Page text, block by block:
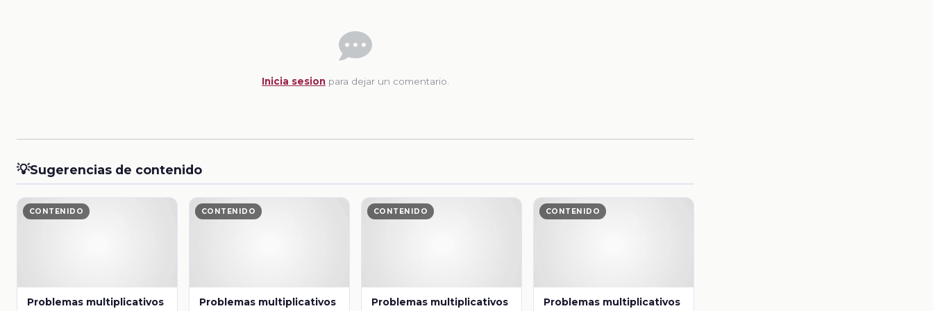
Inicia sesion para dejar un comentario.
💡Sugerencias de contenido
CONTENIDO
Problemas multiplicativos
CONTENIDO
Problemas multiplicativos
CONTENIDO
Problemas multiplicativos
CONTENIDO
Problemas multiplicativos